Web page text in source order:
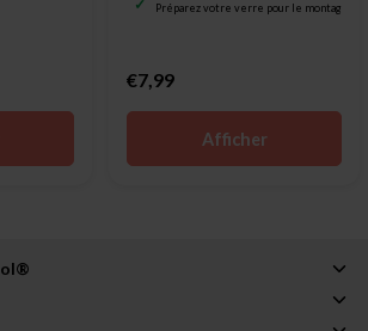
Préparez votre verre pour le montage
€7,99
Afficher